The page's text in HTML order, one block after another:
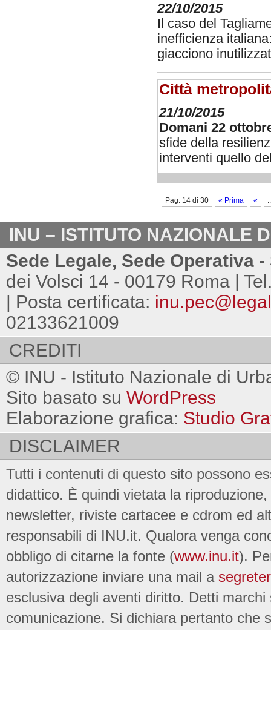
22/10/2015
Il caso del
inefficienza
giacciono
Città
21/10/2015
Domani 22
sfide della
interventi quello
Pag. 14 di 30 « Prima «
INU – ISTITUTO NAZIONALE
Sede Legale, Sede Operativa
dei Volsci 14 - 00179 Roma |
| Posta certificata:
02133621009
CREDITI
© INU - Istituto Nazionale di
Sito basato su WordPress
Elaborazione grafica: Studio
DISCLAIMER
Tutti i contenuti di questo sito possono
didattico. È quindi vietata la
newsletter, riviste cartacee e cdrom ed
responsabili di INU.it. Qualora venga
obbligo di citarne la fonte (www.inu.it).
autorizzazione inviare una mail a
esclusiva degli aventi diritto. Detti
comunicazione. Si dichiara pertanto che